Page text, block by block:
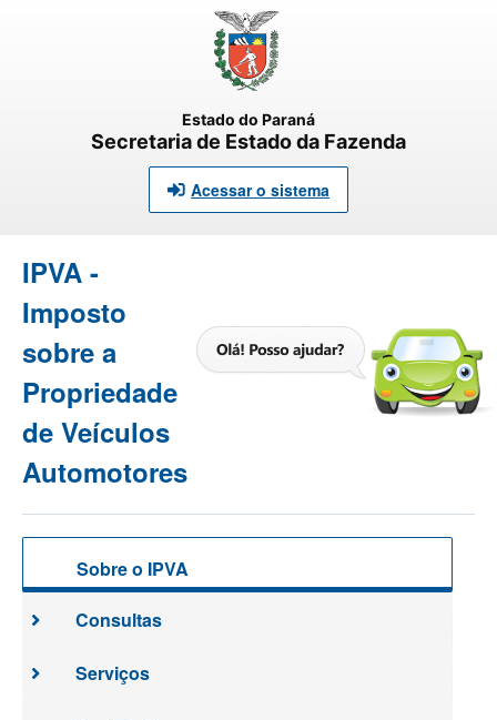
Estado do Paraná
Secretaria de Estado da Fazenda
Acessar o sistema
IPVA -
Imposto
sobre a
Propriedade
de Veículos
Automotores
Sobre o IPVA
Consultas
Serviços